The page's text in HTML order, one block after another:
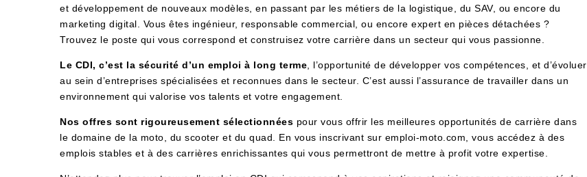
et développement de nouveaux modèles, en passant par les métiers de la logistique, du SAV, ou encore du
marketing digital. Vous êtes ingénieur, responsable commercial, ou encore expert en pièces détachées ?
Trouvez le poste qui vous correspond et construisez votre carrière dans un secteur qui vous passionne.
Le CDI, c’est la sécurité d’un emploi à long terme , l’opportunité de développer vos compétences, et d’évoluer
au sein d’entreprises spécialisées et reconnues dans le secteur. C’est aussi l’assurance de travailler dans un
environnement qui valorise vos talents et votre engagement.
Nos offres sont rigoureusement sélectionnées pour vous offrir les meilleures opportunités de carrière dans
le domaine de la moto, du scooter et du quad. En vous inscrivant sur emploi-moto.com, vous accédez à des
emplois stables et à des carrières enrichissantes qui vous permettront de mettre à profit votre expertise.